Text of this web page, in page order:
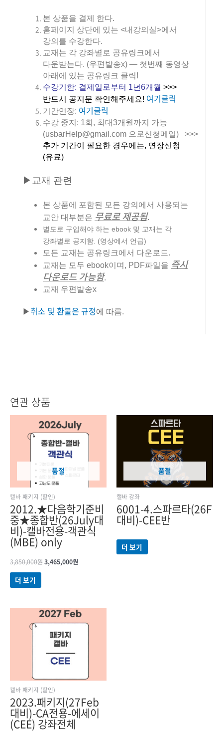
본 상품을 결제 한다.
홈페이지 상단에 있는 <내강의실>에서
강의를 수강한다.
교재는 각 강좌별로 공유링크에서
다운받는다. (우편발송x) — 첫번째 동영상
아래에 있는 공유링크 클릭!
수강기한: 결제일로부터 1년6개월 >>>
반드시 공지문 확인해주세요! 여기클릭
기간연장: 여기클릭
수강 중지: 1회, 최대3개월까지 가능
(usbarHelp@gmail.com 으로신청메일) >>>
추가 기간이 필요한 경우에는, 연장신청
(유료)
▶교재 관련
본 상품에 포함된 모든 강의에서 사용되는
교안 대부분은 무료로 제공됨.
별도로 구입해야 하는 ebook 및 교재는 각
강좌별로 공지함. (영상에서 언급)
모든 교재는 공유링크에서 다운로드.
교재는 모두 ebook이며, PDF파일을 즉시
다운로드 가능함.
교재 우편발송x
▶취소 및 환불은 규정에 따름.
연관 상품
품절
캘바 패키지 (할인)
2012.★다음학기준비
중★종합반(26July대
비)-캘바전용-객관식
(MBE) only
3,850,000원
원래
가격:
3,850,000원.
3,465,000원
가격:
3,465,000원.
더 보기
품절
캘바 강좌
6001-4.스파르타(26F
대비)-CEE반
더 보기
캘바 패키지 (할인)
2023.패키지(27Feb
대비)-CA전용-에세이
(CEE) 강좌전체
원래
가격:
현재
가격:
2,169,000원.